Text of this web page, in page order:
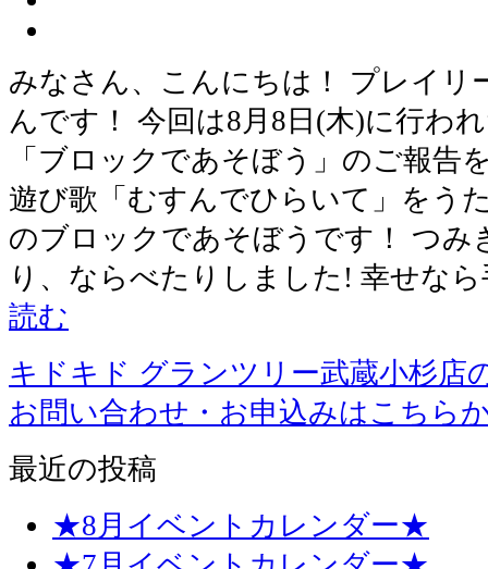
みなさん、こんにちは！ プレイリ
んです！ 今回は8月8日(木)に行わ
「ブロックであそぼう」のご報告
遊び歌「むすんでひらいて」をう
のブロックであそぼうです！ つみ
り、ならべたりしました! 幸せな
読む
キドキド グランツリー武蔵小杉店
お問い合わせ・お申込みはこちら
最近の投稿
★8月イベントカレンダー★